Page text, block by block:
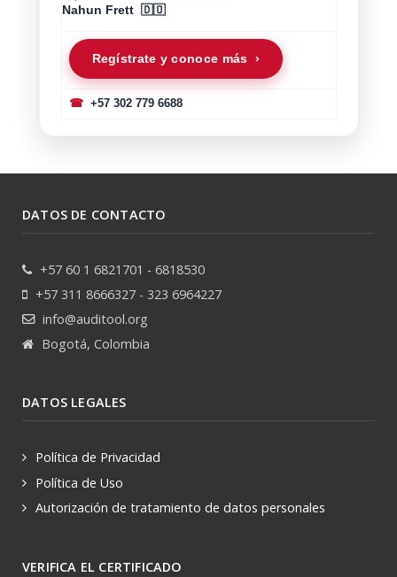
Nahun Frett 🇩🇴
Regístrate y conoce más ›
☎+57 302 779 6688
DATOS DE CONTACTO
+57 60 1 6821701 - 6818530
+57 311 8666327 - 323 6964227
info@auditool.org
Bogotá, Colombia
DATOS LEGALES
Política de Privacidad
Política de Uso
Autorización de tratamiento de datos personales
VERIFICA EL CERTIFICADO